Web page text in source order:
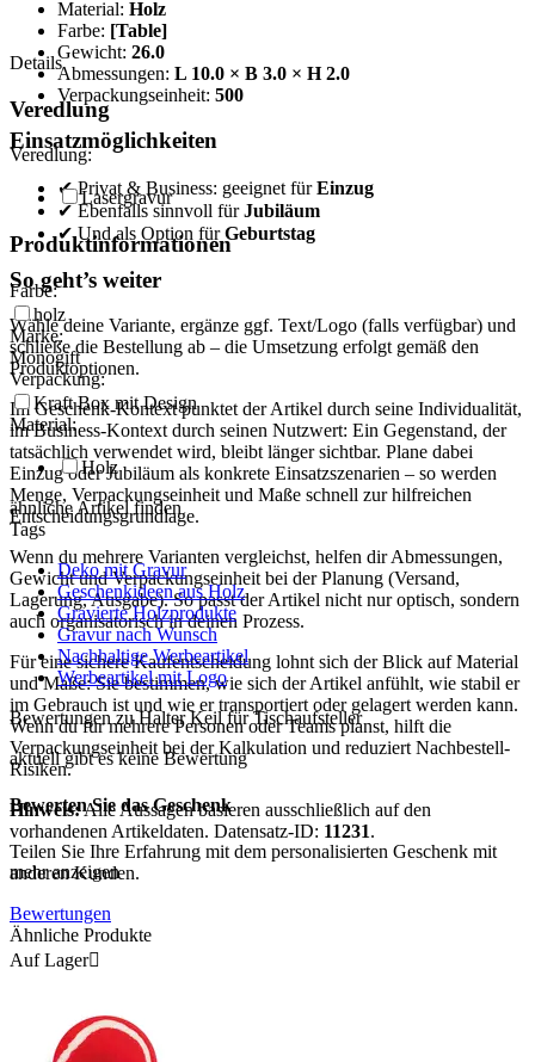
Material: Holz
Farbe: [Table]
Gewicht: 26.0
Abmessungen: L 10.0 × B 3.0 × H 2.0
Verpackungseinheit: 500
Einsatzmöglichkeiten
✔ Privat & Business: geeignet fürEinzug
✔ Ebenfalls sinnvoll fürJubiläum
✔ Und als Option fürGeburtstag
So geht’s weiter
Wähle deine Variante, ergänze ggf. Text/Logo (falls verfügbar) und
schließe die Bestellung ab – die Umsetzung erfolgt gemäß den
Produktoptionen.
Im Geschenk-Kontext punktet der Artikel durch seine Individualität,
im Business-Kontext durch seinen Nutzwert: Ein Gegenstand, der
tatsächlich verwendet wird, bleibt länger sichtbar. Plane dabei
Einzug oder Jubiläum als konkrete Einsatzszenarien – so werden
Menge, Verpackungseinheit und Maße schnell zur hilfreichen
Entscheidungsgrundlage.
Wenn du mehrere Varianten vergleichst, helfen dir Abmessungen,
Gewicht und Verpackungseinheit bei der Planung (Versand,
Lagerung, Ausgabe). So passt der Artikel nicht nur optisch, sondern
auch organisatorisch in deinen Prozess.
Für eine sichere Kaufentscheidung lohnt sich der Blick auf Material
und Maße: Sie bestimmen, wie sich der Artikel anfühlt, wie stabil er
im Gebrauch ist und wie er transportiert oder gelagert werden kann.
Wenn du für mehrere Personen oder Teams planst, hilft die
Verpackungseinheit bei der Kalkulation und reduziert Nachbestell-
Risiken.
Hinweis:Alle Aussagen basieren ausschließlich auf den
vorhandenen Artikeldaten. Datensatz-ID: 11231.
mehr anzeigen
Details
Veredlung
Veredlung:
Lasergravur
Produktinformationen
Farbe:
holz
Marke:
Monogift
Verpackung:
Kraft Box mit Design
Material:
Holz
ähnliche Artikel finden
Tags
Deko mit Gravur
Geschenkideen aus Holz
Gravierte Holzprodukte
Gravur nach Wunsch
Nachhaltige Werbeartikel
Werbeartikel mit Logo
Bewertungen zu Halter Keil für Tischaufsteller
aktuell gibt es keine Bewertung
Bewerten Sie das Geschenk
Teilen Sie Ihre Erfahrung mit dem personalisierten Geschenk mit
anderen Kunden.
Bewertungen
Ähnliche Produkte
Auf Lager